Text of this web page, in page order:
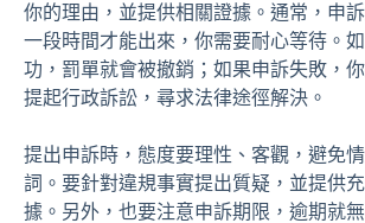
你的理由，並提供相關證據。通常，申
一段時間才能出來，你需要耐心等待。
功，罰單就會被撤銷；如果申訴失敗，
提起行政訴訟，尋求法律途徑解決。
提出申訴時，態度要理性、客觀，避免
詞。要針對違規事實提出質疑，並提供
據。另外，也要注意申訴期限，逾期就